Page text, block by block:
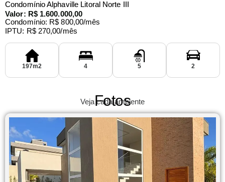
Condomínio Alphaville Litoral Norte III
Valor: R$ 1.600.000,00
Condomínio: R$ 800,00/mês
IPTU: R$ 270,00/mês
197m2 4 5 2
Fotos
Veja cada ambiente